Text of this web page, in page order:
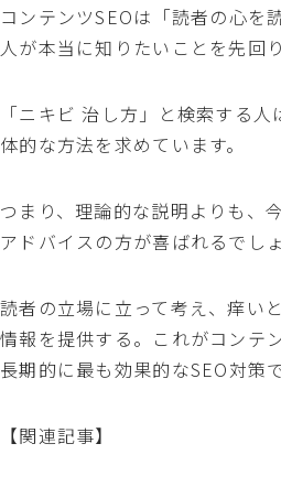
コンテンツSEOは「読者の心を
人が本当に知りたいことを先回
「ニキビ 治し方」と検索する
体的な方法を求めています。
つまり、理論的な説明よりも、
アドバイスの方が喜ばれるでしょ
読者の立場に立って考え、痒い
情報を提供する。これがコンテ
長期的に最も効果的なSEO対策で
【関連記事】